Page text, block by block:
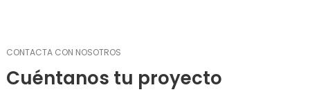
CONTACTA CON NOSOTROS
Cuéntanos tu proyecto